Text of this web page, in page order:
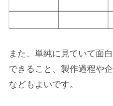
また、単純に見ていて面
できること、製作過程や
などもよいです。